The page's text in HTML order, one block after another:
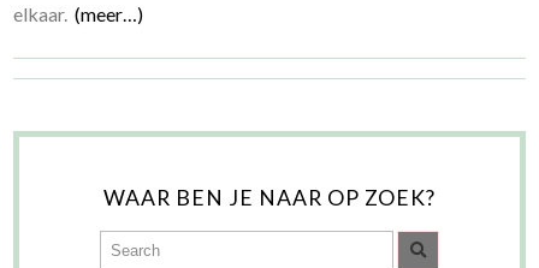
elkaar.(meer…)
WAAR BEN JE NAAR OP ZOEK?